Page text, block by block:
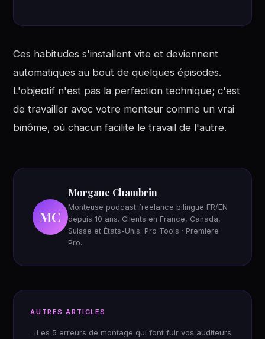
Ces habitudes s'installent vite et deviennent
automatiques au bout de quelques épisodes.
L'objectif n'est pas la perfection technique; c'est
de travailler avec votre monteur comme un vrai
binôme, où chacun facilite le travail de l'autre.
MC
Morgane Chambrin
Monteuse podcast freelance bilingue FR/EN
depuis 10 ans. Clients en France, Canada,
Suisse et États-Unis. Pro Tools · Premiere
Pro.
AUTRES ARTICLES
Les 5 erreurs de montage qui font fuir vos auditeurs